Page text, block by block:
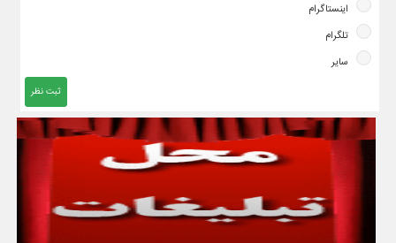
اینستاگرام
تلگرام
سایر
ثبت نظر